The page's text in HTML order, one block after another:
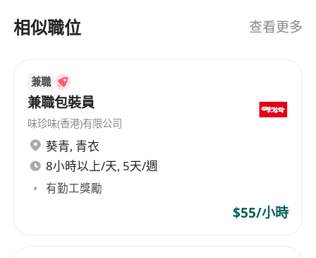
2007 originally named Champion Design and
Limited, is an integrated service and
manufacturing private limited company. The
company's scope of business includes printing
and publishing services, printing and
packaging, stationery and office equipment,
marketing and public relations, decoration and
handicrafts, and design services. Its main
markets include Eastern Europe, Hong Kong,
相似職位 查看更多
兼職
兼職包裝員
味珍味(香港)有限公司
葵青, 青衣
8小時以上/天, 5天/週
有勤工獎勵
$55/小時